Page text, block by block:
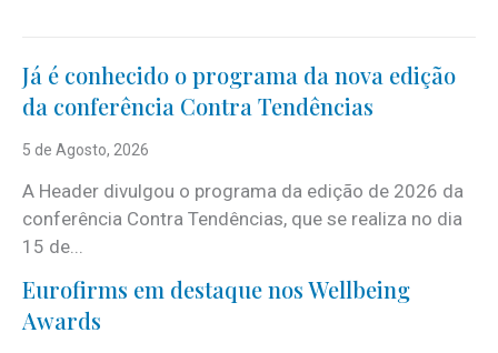
Já é conhecido o programa da nova edição
da conferência Contra Tendências
5 de Agosto, 2026
A Header divulgou o programa da edição de 2026 da
conferência Contra Tendências, que se realiza no dia
15 de...
Eurofirms em destaque nos Wellbeing
Awards